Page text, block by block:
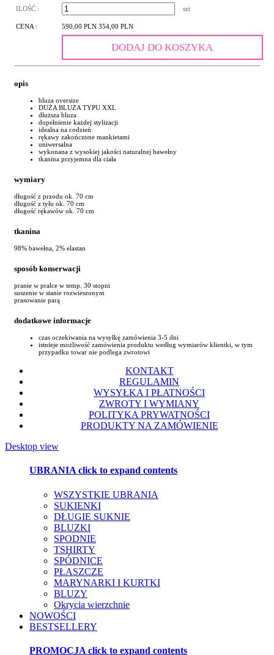
ILOŚĆ : szt
CENA : 590,00 PLN 354,00 PLN
DODAJ DO KOSZYKA
opis
bluza oversize
DUŻA BLUZA TYPU XXL
dłuższa bluza
dopełnienie każdej stylizacji
idealna na codzień
rękawy zakończone mankietami
uniwersalna
wykonana z wysokiej jakości naturalnej bawełny
tkanina przyjemna dla ciała
wymiary
długość z przodu ok. 70 cm
długość z tyłu ok. 70 cm
długość rękawów ok. 70 cm
tkanina
98% bawełna, 2% elastan
sposób konserwacji
pranie w pralce w temp. 30 stopni
suszenie w stanie rozwieszonym
prasowanie parą
dodatkowe informacje
czas oczekiwania na wysyłkę zamówienia 3-5 dni
istnieje możliwość zamówienia produktu według wymiarów klientki, w tym
przypadku towar nie podlega zwrotowi
KONTAKT
REGULAMIN
WYSYŁKA I PŁATNOŚCI
ZWROTY I WYMIANY
POLITYKA PRYWATNOŚCI
PRODUKTY NA ZAMÓWIENIE
Desktop view
UBRANIAclick to expand contents
WSZYSTKIE UBRANIA
SUKIENKI
DŁUGIE SUKNIE
BLUZKI
SPODNIE
TSHIRTY
SPÓDNICE
PŁASZCZE
MARYNARKI I KURTKI
BLUZY
Okrycia wierzchnie
NOWOŚCI
BESTSELLERY
PROMOCJA click to expand contents